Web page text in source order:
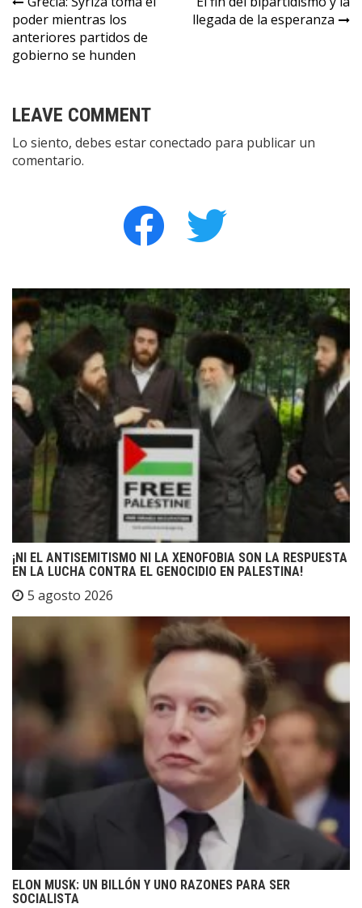
de
entradas
poder mientras los
anteriores partidos de
gobierno se hunden
llegada de la esperanza
LEAVE COMMENT
Lo siento, debes estarconectado para publicar un
comentario.
facebook twitter
¡NI EL ANTISEMITISMO NI LA XENOFOBIA SON LA RESPUESTA
EN LA LUCHA CONTRA EL GENOCIDIO EN PALESTINA!
5 agosto 2026
ELON MUSK: UN BILLÓN Y UNO RAZONES PARA SER
SOCIALISTA